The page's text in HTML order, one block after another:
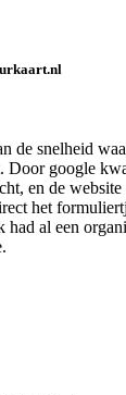
de snelheid
Door google
en de website
het
al een